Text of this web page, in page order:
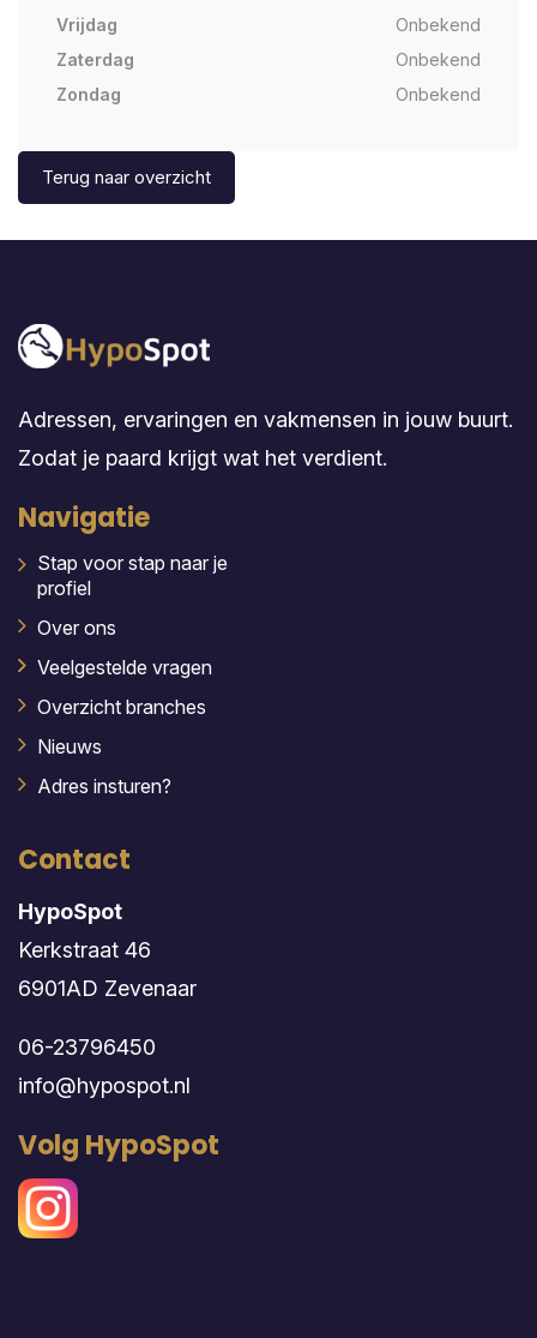
Vrijdag
Onbekend
Zaterdag
Onbekend
Zondag
Onbekend
Terug naar overzicht
Adressen, ervaringen en vakmensen in jouw buurt.
Zodat je paard krijgt wat het verdient.
Navigatie
Stap voor stap naar je
profiel
Over ons
Veelgestelde vragen
Overzicht branches
Nieuws
Adres insturen?
Contact
HypoSpot
Kerkstraat 46
6901AD Zevenaar
06-23796450
info@hypospot.nl
Volg HypoSpot